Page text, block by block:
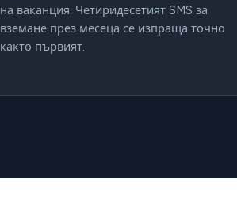
на ваканция. Четиридесетият SMS за
вземане през месеца се изпраща точно
както първият.